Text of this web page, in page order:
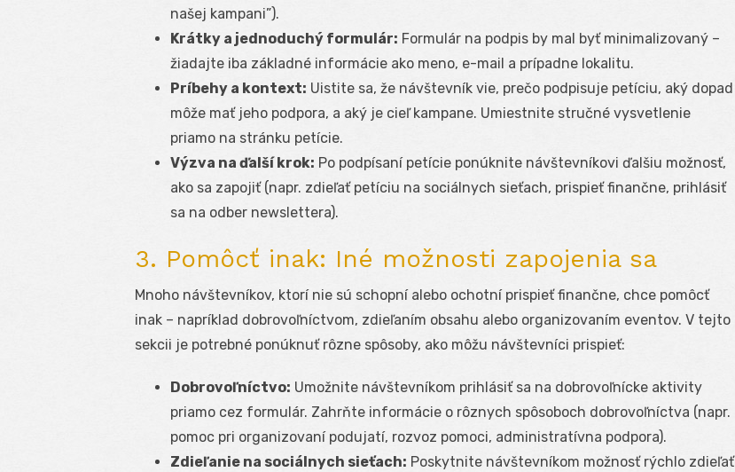
našej kampani”).
Krátky a jednoduchý formulár: Formulár na podpis by mal byť minimalizovaný –
žiadajte iba základné informácie ako meno, e-mail a prípadne lokalitu.
Príbehy a kontext: Uistite sa, že návštevník vie, prečo podpisuje petíciu, aký dopad
môže mať jeho podpora, a aký je cieľ kampane. Umiestnite stručné vysvetlenie
priamo na stránku petície.
Výzva na ďalší krok: Po podpísaní petície ponúknite návštevníkovi ďalšiu možnosť,
ako sa zapojiť (napr. zdieľať petíciu na sociálnych sieťach, prispieť finančne, prihlásiť
sa na odber newslettera).
3. Pomôcť inak: Iné možnosti zapojenia sa
Mnoho návštevníkov, ktorí nie sú schopní alebo ochotní prispieť finančne, chce pomôcť
inak – napríklad dobrovoľníctvom, zdieľaním obsahu alebo organizovaním eventov. V tejto
sekcii je potrebné ponúknuť rôzne spôsoby, ako môžu návštevníci prispieť:
Dobrovoľníctvo: Umožnite návštevníkom prihlásiť sa na dobrovoľnícke aktivity
priamo cez formulár. Zahrňte informácie o rôznych spôsoboch dobrovoľníctva (napr.
pomoc pri organizovaní podujatí, rozvoz pomoci, administratívna podpora).
Zdieľanie na sociálnych sieťach: Poskytnite návštevníkom možnosť rýchlo zdieľať